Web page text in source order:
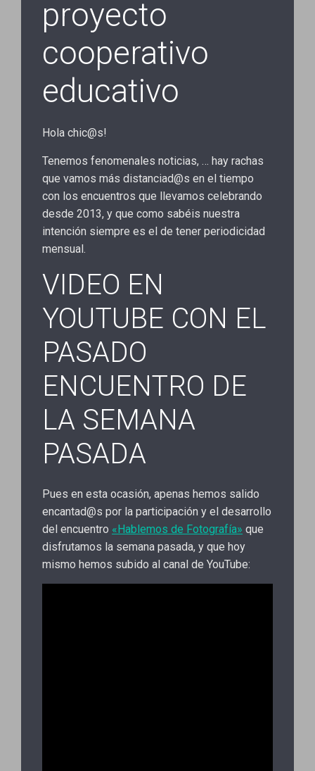
proyecto
cooperativo
educativo
Hola chic@s!
Tenemos fenomenales noticias, … hay rachas
que vamos más distanciad@s en el tiempo
con los encuentros que llevamos celebrando
desde 2013, y que como sabéis nuestra
intención siempre es el de tener periodicidad
mensual.
VIDEO EN
YOUTUBE CON EL
PASADO
ENCUENTRO DE
LA SEMANA
PASADA
Pues en esta ocasión, apenas hemos salido
encantad@s por la participación y el desarrollo
del encuentro «Hablemos de Fotografía» que
disfrutamos la semana pasada, y que hoy
mismo hemos subido al canal de YouTube: